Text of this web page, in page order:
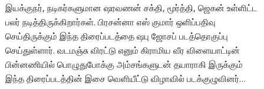
இயக்குநர், நடிகர்களுமான ஷரவணன் சக்தி, மூர்த்தி, ஜெகன் உள்ளிட்ட
பலர் நடித்திருக்கிறார்கள். பிரசன்னா எஸ் குமார் ஒளிப்பதிவு
செய்திருக்கும் இந்த திரைப்படத்தை ஷபு ஜோசப் படத்தொகுப்பு
செய்துள்ளார். வடமஞ்சு விரட்டு எனும் கிராமிய வீர விளையாட்டின்
பின்னணியில் பொழுதுபோக்கு அம்சங்களுடன் தயாராகி இருக்கும்
இந்த திரைப்படத்தின் இசை வெளியீட்டு விழாவில் படக்குழுவினர்…